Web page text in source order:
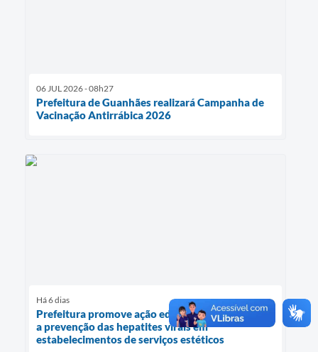
06 JUL 2026 - 08h27
Prefeitura de Guanhães realizará Campanha de
Vacinação Antirrábica 2026
Há 6 dias
Prefeitura promove ação educativa para reforçar
a prevenção das hepatites virais em
estabelecimentos de serviços estéticos